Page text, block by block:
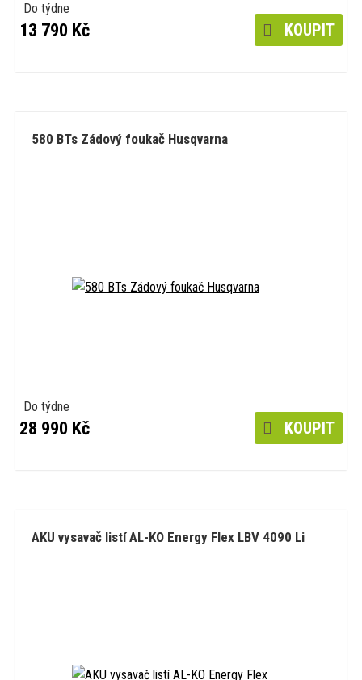
Do týdne
13 790 Kč KOUPIT
580 BTs Zádový foukač Husqvarna
Do týdne
28 990 Kč KOUPIT
AKU vysavač listí AL-KO Energy Flex LBV 4090 Li